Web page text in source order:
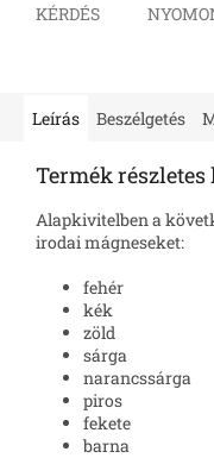
KÉRDÉS
Leírás Beszélgetés
Termék részletes
Alapkivitelben a
irodai mágneseket:
fehér
kék
zöld
sárga
narancssárga
piros
fekete
barna